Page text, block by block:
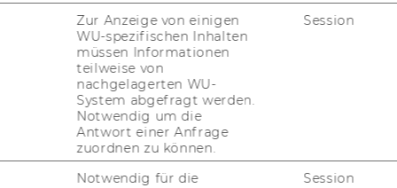
Stiftung überhaupt mit
Wir­kungs­mes­sung boomt ins­ge­samt.
Ent­wick­lung von Non­pro­fit
​)Un­ter­neh­men, an­de­rer­seits er­folgt
zu­neh­mend unter der ge­for­der­ten Wir­
NPOs, als aus­füh­ren­de
(halb-)öf­fent­li­cher Güter, müs­sen
Zur Anzeige von einigen
WU-spezifischen Inhalten
müssen Informationen
teilweise von
nachgelagerten WU-
System abgefragt werden.
Notwendig um die
Antwort einer Anfrage
zuordnen zu können.
Session
Notwendig für die
Session